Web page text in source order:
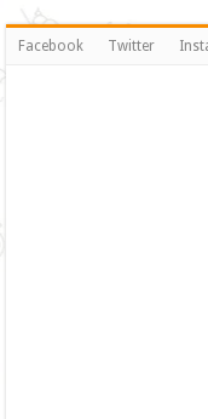
Facebook Twitter